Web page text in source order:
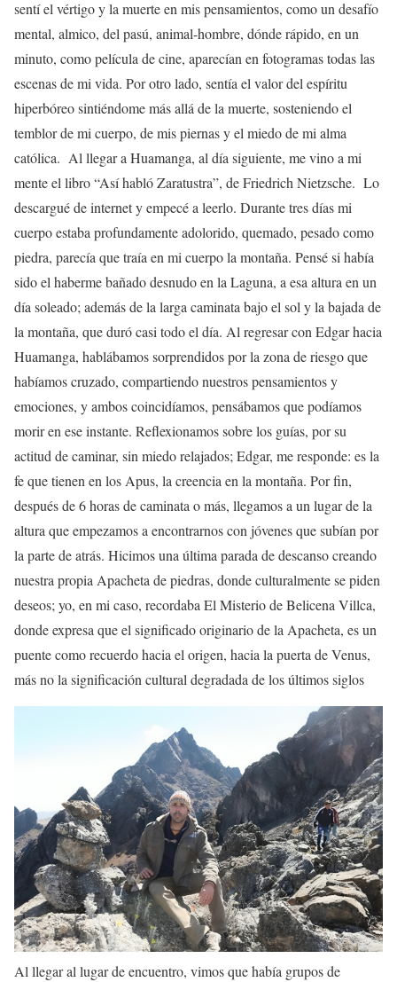
sentí el vértigo y la muerte en mis pensamientos, como un desafío
mental, almico, del pasú, animal-hombre, dónde rápido, en un
minuto, como película de cine, aparecían en fotogramas todas las
escenas de mi vida. Por otro lado, sentía el valor del espíritu
hiperbóreo sintiéndome más allá de la muerte, sosteniendo el
temblor de mi cuerpo, de mis piernas y el miedo de mi alma
católica. Al llegar a Huamanga, al día siguiente, me vino a mi
mente el libro “Así habló Zaratustra”, de Friedrich Nietzsche. Lo
descargué de internet y empecé a leerlo. Durante tres días mi
cuerpo estaba profundamente adolorido, quemado, pesado como
piedra, parecía que traía en mi cuerpo la montaña. Pensé si había
sido el haberme bañado desnudo en la Laguna, a esa altura en un
día soleado; además de la larga caminata bajo el sol y la bajada de
la montaña, que duró casi todo el día. Al regresar con Edgar hacia
Huamanga, hablábamos sorprendidos por la zona de riesgo que
habíamos cruzado, compartiendo nuestros pensamientos y
emociones, y ambos coincidíamos, pensábamos que podíamos
morir en ese instante. Reflexionamos sobre los guías, por su
actitud de caminar, sin miedo relajados; Edgar, me responde: es la
fe que tienen en los Apus, la creencia en la montaña. Por fin,
después de 6 horas de caminata o más, llegamos a un lugar de la
altura que empezamos a encontrarnos con jóvenes que subían por
la parte de atrás. Hicimos una última parada de descanso creando
nuestra propia Apacheta de piedras, donde culturalmente se piden
deseos; yo, en mi caso, recordaba El Misterio de Belicena Villca,
donde expresa que el significado originario de la Apacheta, es un
puente como recuerdo hacia el origen, hacia la puerta de Venus,
más no la significación cultural degradada de los últimos siglos
Al llegar al lugar de encuentro, vimos que había grupos de